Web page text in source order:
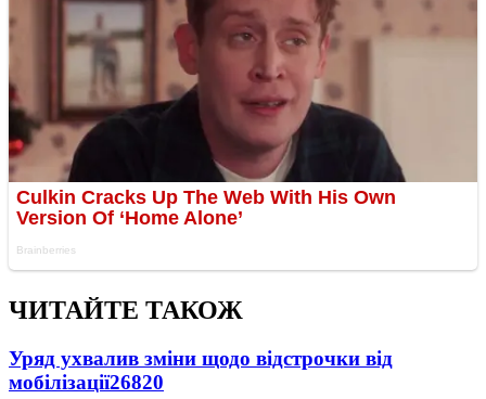
ЧИТАЙТЕ ТАКОЖ
Уряд ухвалив зміни щодо відстрочки від
мобілізації26820